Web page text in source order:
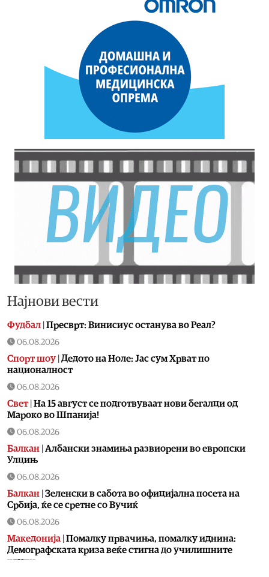
Најнови вести
Фудбал Пресврт: Винисиус останува во Реал?
06.08.2026
Спорт шоу Дедото на Ноле: Јас сум Хрват по
националност
06.08.2026
Свет| На 15 август се подготвуваат нови бегалци од
Мароко во Шпанија!
06.08.2026
Балкан Албански знамиња развиорени во европски
Улцињ
06.08.2026
Балкан Зеленски в сабота во официјална посета на
Србија, ќе се сретне со Вучиќ
06.08.2026
Македонија Помалку првачиња, помалку иднина:
Демографската криза веќе стигна до училишните
клупи